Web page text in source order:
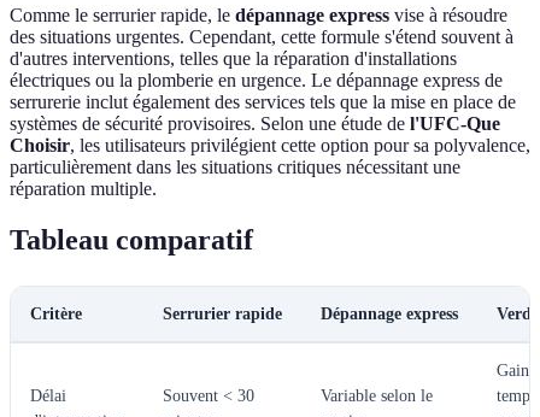
Comme le serrurier rapide, le dépannage express vise à résoudre
des situations urgentes. Cependant, cette formule s'étend souvent à
d'autres interventions, telles que la réparation d'installations
électriques ou la plomberie en urgence. Le dépannage express de
serrurerie inclut également des services tels que la mise en place de
systèmes de sécurité provisoires. Selon une étude de l'UFC-Que
Choisir, les utilisateurs privilégient cette option pour sa polyvalence,
particulièrement dans les situations critiques nécessitant une
réparation multiple.
Tableau comparatif
Critère Serrurier rapide Dépannage express
Délai
Souvent < 30
Variable selon le
Gain